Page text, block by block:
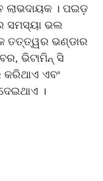
। ପଇଡ଼
ସମସ୍ୟା ଭଲ
ତତ୍ତ୍ୱର ଭଣ୍ଡାର
ଭିଟାମିନ୍ ସି
କରିଥାଏ ଏବଂ
।